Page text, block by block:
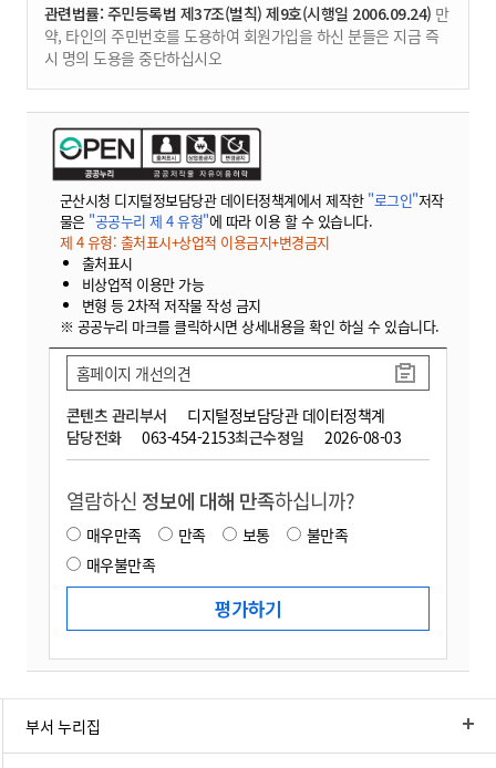
관련법률: 주민등록법 제37조(벌칙) 제9호(시행일 2006.09.24) 만
약, 타인의 주민번호를 도용하여 회원가입을 하신 분들은 지금 즉
시 명의 도용을 중단하십시오
군산시청 디지털정보담당관 데이터정책계에서 제작한 "로그인"저작
물은 "공공누리 제 4 유형"에 따라 이용 할 수 있습니다.
제 4 유형: 출처표시+상업적 이용금지+변경금지
출처표시
비상업적 이용만 가능
변형 등 2차적 저작물 작성 금지
※ 공공누리 마크를 클릭하시면 상세내용을 확인 하실 수 있습니다.
콘텐츠 관리부서
디지털정보담당관 데이터정책계
담당전화
063-454-2153최근수정일 2026-08-03
홈페이지 개선의견
열람하신 정보에 대해 만족하십니까?
매우만족 만족 보통
불만족
매우불만족
부서 누리집